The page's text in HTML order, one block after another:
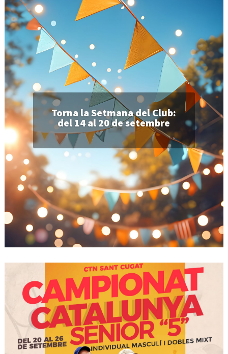
Torna la Setmana del Club:
del 14 al 20 de setembre